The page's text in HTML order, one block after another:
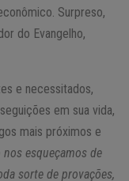
Surpreso,
do Evangelho,
e necessitados,
em sua vida,
mais próximos e
nos es­que­çamos de
sorte de pro­va­ções,